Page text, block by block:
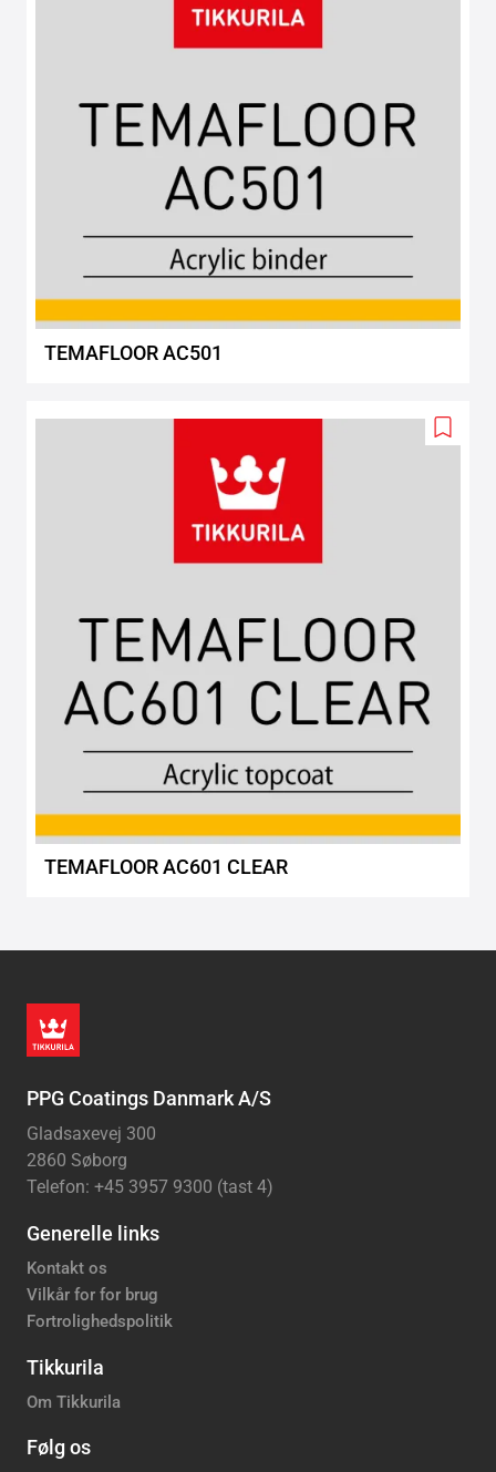
TEMAFLOOR AC501
Add
TEMAFLOOR AC601 CLEAR
PPG Coatings Danmark A/S
Gladsaxevej 300
2860 Søborg
Telefon: +45 3957 9300 (tast 4)
Generelle links
Kontakt os
Vilkår for for brug
Fortrolighedspolitik
Tikkurila
Om Tikkurila
Følg os